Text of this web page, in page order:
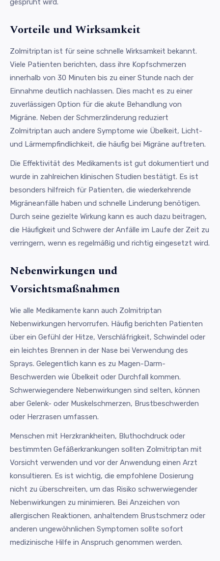
Vorteile und Wirksamkeit
Zolmitriptan ist für seine schnelle Wirksamkeit bekannt.
Viele Patienten berichten, dass ihre Kopfschmerzen
innerhalb von 30 Minuten bis zu einer Stunde nach der
Einnahme deutlich nachlassen. Dies macht es zu einer
zuverlässigen Option für die akute Behandlung von
Migräne. Neben der Schmerzlinderung reduziert
Zolmitriptan auch andere Symptome wie Übelkeit, Licht-
und Lärmempfindlichkeit, die häufig bei Migräne auftreten.
Die Effektivität des Medikaments ist gut dokumentiert und
wurde in zahlreichen klinischen Studien bestätigt. Es ist
besonders hilfreich für Patienten, die wiederkehrende
Migräneanfälle haben und schnelle Linderung benötigen.
Durch seine gezielte Wirkung kann es auch dazu beitragen,
die Häufigkeit und Schwere der Anfälle im Laufe der Zeit zu
verringern, wenn es regelmäßig und richtig eingesetzt wird.
Nebenwirkungen und
Vorsichtsmaßnahmen
Wie alle Medikamente kann auch Zolmitriptan
Nebenwirkungen hervorrufen. Häufig berichten Patienten
über ein Gefühl der Hitze, Verschläfrigkeit, Schwindel oder
ein leichtes Brennen in der Nase bei Verwendung des
Sprays. Gelegentlich kann es zu Magen-Darm-
Beschwerden wie Übelkeit oder Durchfall kommen.
Schwerwiegendere Nebenwirkungen sind selten, können
aber Gelenk- oder Muskelschmerzen, Brustbeschwerden
oder Herzrasen umfassen.
Menschen mit Herzkrankheiten, Bluthochdruck oder
bestimmten Gefäßerkrankungen sollten Zolmitriptan mit
Vorsicht verwenden und vor der Anwendung einen Arzt
konsultieren. Es ist wichtig, die empfohlene Dosierung
nicht zu überschreiten, um das Risiko schwerwiegender
Nebenwirkungen zu minimieren. Bei Anzeichen von
allergischen Reaktionen, anhaltendem Brustschmerz oder
anderen ungewöhnlichen Symptomen sollte sofort
medizinische Hilfe in Anspruch genommen werden.